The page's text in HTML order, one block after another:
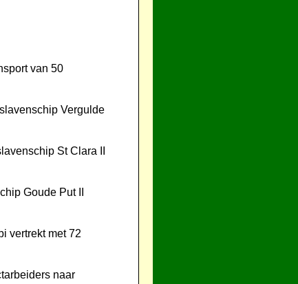
van 50
Vergulde
St Clara II
Goude Put II
vertrekt met 72
naar